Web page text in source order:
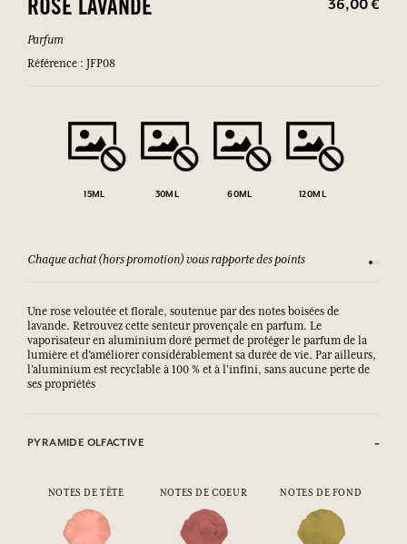
ROSE LAVANDE 36,00 €
Parfum
Référence : JFP08
15ML 30ML 60ML 120ML
Chaque achat (hors promotion) vous rapporte des points
Une rose veloutée et florale, soutenue par des notes boisées de
lavande. Retrouvez cette senteur provençale en parfum. Le
vaporisateur en aluminium doré permet de protéger le parfum de la
lumière et d’améliorer considérablement sa durée de vie. Par ailleurs,
l’aluminium est recyclable à 100 % et à l’infini, sans aucune perte de
ses propriétés
PYRAMIDE OLFACTIVE
NOTES DE TÊTE NOTES DE COEUR NOTES DE FOND